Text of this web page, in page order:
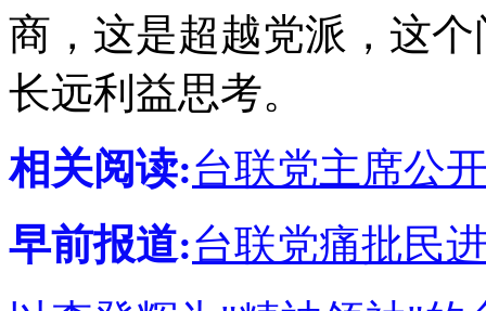
商，这是超越党派，这
长远利益思考。
相关阅读:台联党主席公
早前报道:台联党痛批民